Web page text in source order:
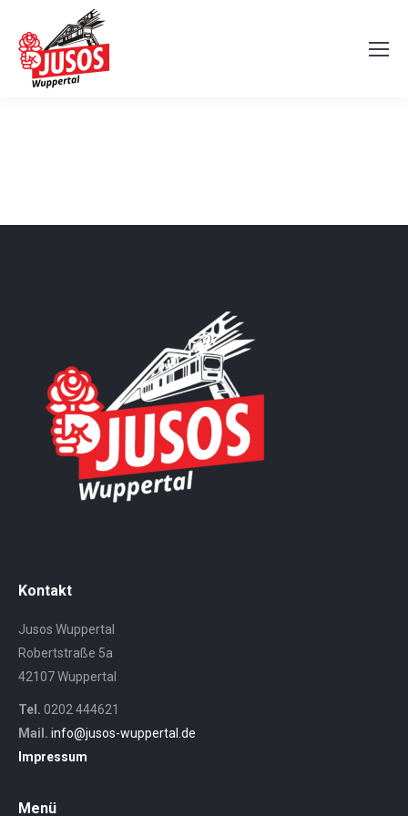
Kontakt
Jusos Wuppertal
Robertstraße 5a
42107 Wuppertal
Tel. 0202 444621
Mail. info@jusos-wuppertal.de
Impressum
Menü